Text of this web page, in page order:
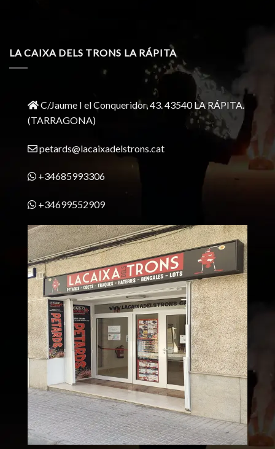
LA CAIXA DELS TRONS LA RÁPITA
C/Jaume I el Conqueridor, 43. 43540 LA RÁPITA.
(TARRAGONA)
petards@lacaixadelstrons.cat
+34685993306
+34699552909